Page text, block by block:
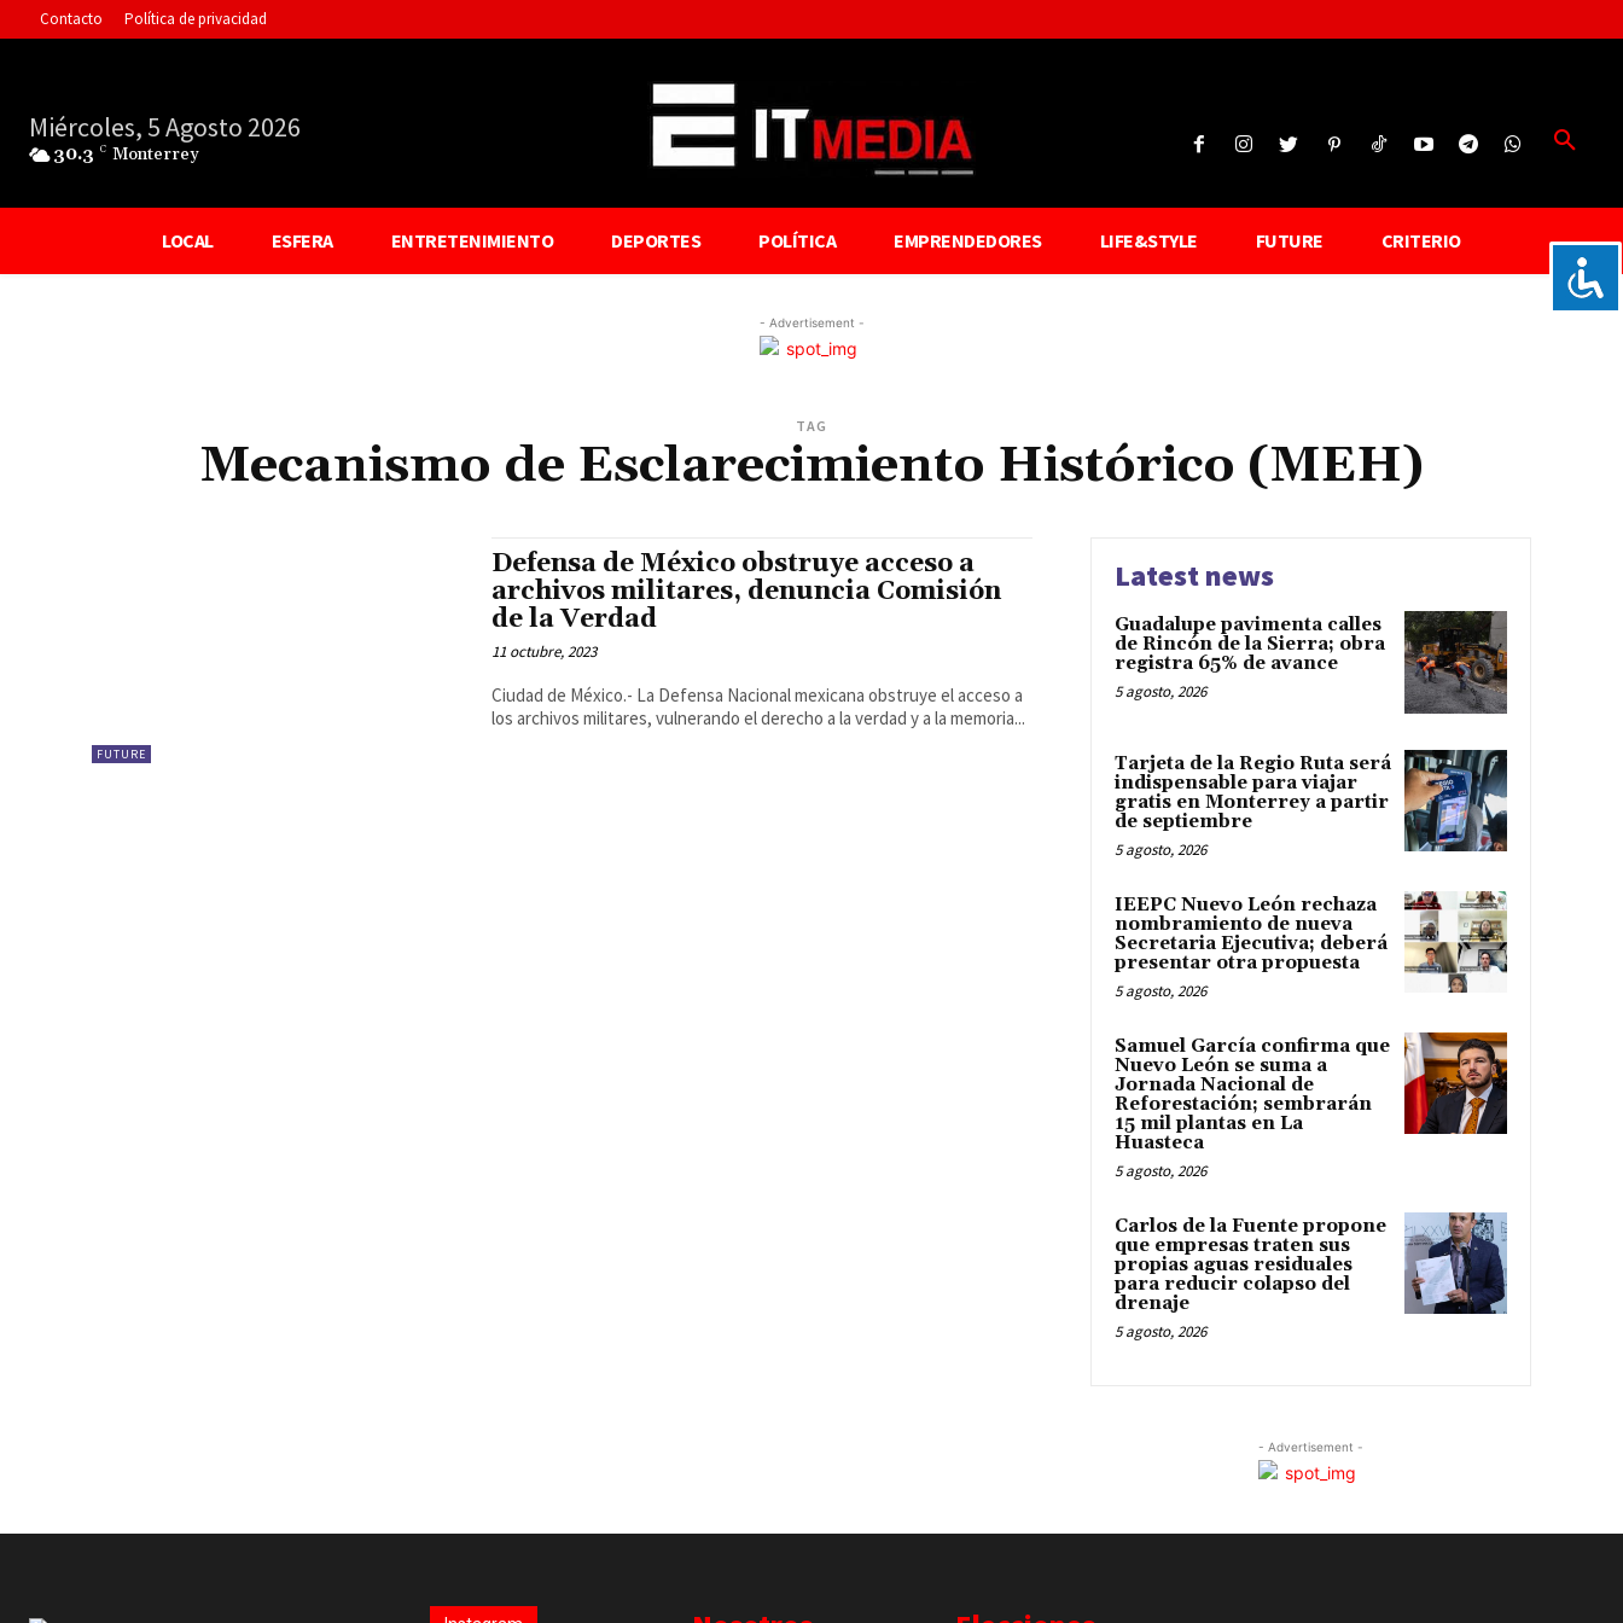
Contacto Política de privacidad
Miércoles, 5 Agosto 2026
30.3 C Monterrey
LOCAL ESFERA ENTRETENIMIENTO DEPORTES POLÍTICA EMPRENDEDORES LIFE&STYLE FUTURE CRITERIO
- Advertisement -
TAG
Mecanismo de Esclarecimiento Histórico (MEH)
FUTURE
Defensa de México obstruye acceso a
archivos militares, denuncia Comisión
de la Verdad
11 octubre, 2023
Ciudad de México.- La Defensa Nacional mexicana obstruye el acceso a
los archivos militares, vulnerando el derecho a la verdad y a la memoria...
Latest news
Guadalupe pavimenta calles
de Rincón de la Sierra; obra
registra 65% de avance
5 agosto, 2026
Tarjeta de la Regio Ruta será
indispensable para viajar
gratis en Monterrey a partir
de septiembre
5 agosto, 2026
IEEPC Nuevo León rechaza
nombramiento de nueva
Secretaria Ejecutiva; deberá
presentar otra propuesta
5 agosto, 2026
Samuel García confirma que
Nuevo León se suma a
Jornada Nacional de
Reforestación; sembrarán
15 mil plantas en La
Huasteca
5 agosto, 2026
Carlos de la Fuente propone
que empresas traten sus
propias aguas residuales
para reducir colapso del
drenaje
5 agosto, 2026
- Advertisement -